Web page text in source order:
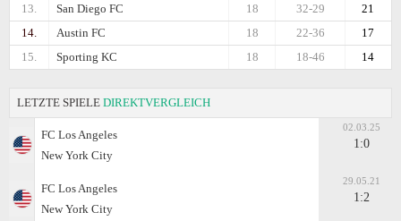
13.
San Diego FC 21
32-29
18
14.
Austin FC 17
22-36
18
15.
Sporting KC 14
18-46
18
LETZTE SPIELE DIREKTVERGLEICH
FC Los Angeles
New York City
02.03.25
1:0
FC Los Angeles
New York City
29.05.21
1:2